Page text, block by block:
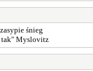
śnieg
tak" Myslovitz